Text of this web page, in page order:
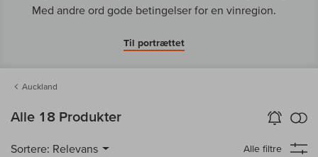
Med andre ord gode betingelser for en vinregion.
Til portrættet
Auckland
Alle 18 Produkter Vin-Alarm
aktiver
Sortere: Relevans Alle filtre